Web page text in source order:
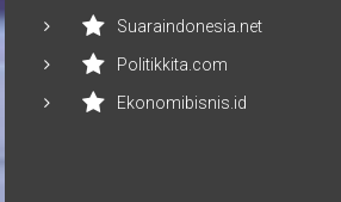
Suaraindonesia.net
Politikkita.com
Ekonomibisnis.id